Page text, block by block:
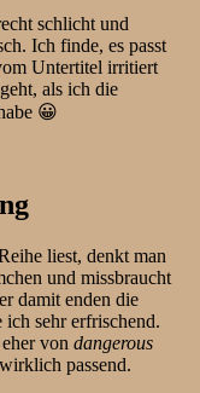
schlicht und
Ich finde, es passt
Untertitel irritiert
als ich die
😀
liest, denkt man
und missbraucht
damit enden die
sehr erfrischend.
von dangerous
passend.